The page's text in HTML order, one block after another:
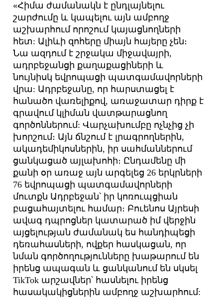
«Հիմա ժամանակն է ընդլայնելու
շարժումը և կապելու այն ամբողջ
աշխարհում որոշում կայացնողների
հետ: Ալիևի զոհերը միայն հայերը չեն։
Նա ազդում է շրջակա միջավայրի,
ադրբեջանցի քաղաքացիների և
նույնիսկ եվրոպացի պատգամավորների
վրա: Ադրբեջանը, որ հարստացել է
հանածո վառելիքով, առաջատար դիրք է
գրավում կլիման վատթարացնող
գործոններում: Վարչախումբը ոչնչից չի
խորշում։ Այն ճնշում է լրագրողներին,
ակադեմիկոսներին, իր սահմաններում
ցանկացած այլախոհի։ Ընդամենը մի
քանի օր առաջ այն արգելեց 26 երկրների
76 եվրոպացի պատգամավորների
մուտքն Ադրբեջան՝ իր կոռուպցիան
բացահայտելու համար։ Բուենոս Այրեսի
ավագ դպրոցներ կատարած իմ վերջին
այցելության ժամանակ ես հանդիպեցի
դեռահասների, ովքեր հասկացան, որ
նման գործողությունները խաթարում են
իրենց ապագան և ցանկանում են սկսել
TikTok արշավներ՝ հասնելու իրենց
հասակակիցներին ամբողջ աշխարհում: